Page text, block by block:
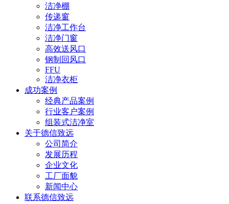
洁净棚
传递窗
洁净工作台
洁净门窗
高效送风口
钢制回风口
FFU
洁净衣柜
成功案例
经典产品案例
行业客户案例
组装式洁净室
关于德信致远
公司简介
发展历程
企业文化
工厂面貌
新闻中心
联系德信致远